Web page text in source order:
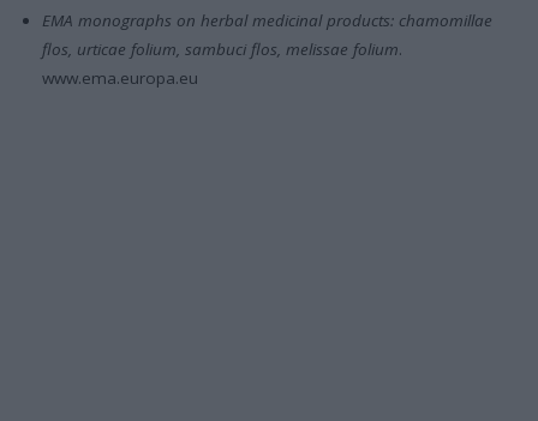
EMA monographs on herbal medicinal products: chamomillae
flos, urticae folium, sambuci flos, melissae folium.
www.ema.europa.eu